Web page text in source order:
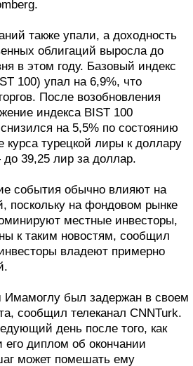
также упали, а доходность
облигаций выросла до
в этом году. Базовый индекс
100) упал на 6,9%, что
После возобновления
индекса BIST 100
на 5,5% по состоянию
курса турецкой лиры к доллару
39,25 лир за доллар.
события обычно влияют на
поскольку на фондовом рынке
местные инвесторы,
к таким новостям, сообщил
владеют примерно
был задержан в своем
сообщил телеканал CNNTurk.
день после того, как
его диплом об окончании
может помешать ему